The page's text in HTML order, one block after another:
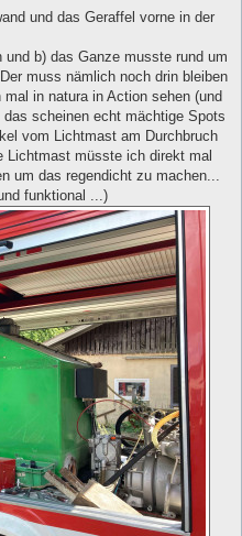
und das Geraffel vorne in der
b) das Ganze musste rund um
muss nämlich noch drin bleiben
in natura in Action sehen (und
scheinen echt mächtige Spots
vom Lichtmast am Durchbruch
Lichtmast müsste ich direkt mal
um das regendicht zu machen...
funktional ...)